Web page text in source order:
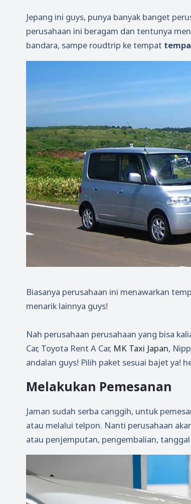
Jepang ini guys, punya banyak banget
perusahaan ini beragam dan tentunya
bandara, sampe roudtrip ke tempat
Biasanya perusahaan ini menawarkan
menarik lainnya guys!
Nah perusahaan perusahaan yang bisa
Car, Toyota Rent A Car, MK Taxi Japan,
andalan guys! Pilih paket sesuai bajet ya!
Melakukan Pemesanan
Jaman sudah serba canggih, untuk
atau melalui telpon. Nanti perusahaan
atau penjemputan, pengembalian,